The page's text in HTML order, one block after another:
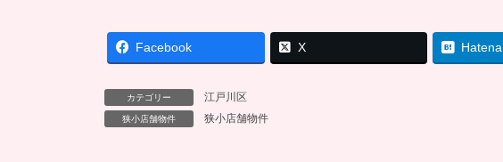
Facebook X Hatena
カテゴリー 江戸川区
狭小店舗物件 狭小店舗物件